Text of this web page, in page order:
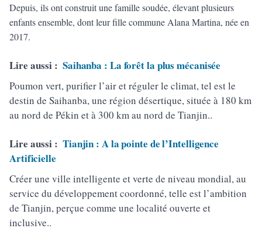
Depuis, ils ont construit une famille soudée, élevant plusieurs
enfants ensemble, dont leur fille commune Alana Martina, née en
2017.
Lire aussi : Saihanba : La forêt la plus mécanisée
Poumon vert, purifier l’air et réguler le climat, tel est le
destin de Saihanba, une région désertique, située à 180 km
au nord de Pékin et à 300 km au nord de Tianjin..
Lire aussi : Tianjin : A la pointe de l’Intelligence
Artificielle
Créer une ville intelligente et verte de niveau mondial, au
service du développement coordonné, telle est l’ambition
de Tianjin, perçue comme une localité ouverte et
inclusive..